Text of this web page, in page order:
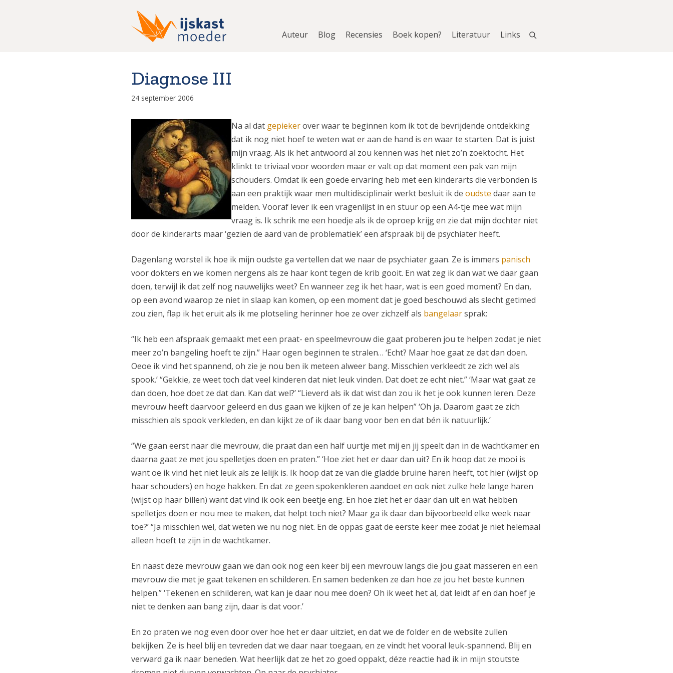
Auteur Blog Recensies Boek kopen? Literatuur Links
Diagnose III
24 september 2006
Na al dat gepiekerover waar te beginnen kom ik tot de bevrijdende ontdekking
dat ik nog niet hoef te weten wat er aan de hand is en waar te starten. Dat is juist
mijn vraag. Als ik het antwoord al zou kennen was het niet zo’n zoektocht. Het
klinkt te triviaal voor woorden maar er valt op dat moment een pak van mijn
schouders. Omdat ik een goede ervaring heb met een kinderarts die verbonden is
aan een praktijk waar men multidisciplinair werkt besluit ik de oudste daar aan te
melden. Vooraf lever ik een vragenlijst in en stuur op een A4-tje mee wat mijn
vraag is. Ik schrik me een hoedje als ik de oproep krijg en zie dat mijn dochter niet
door de kinderarts maar ‘gezien de aard van de problematiek’ een afspraak bij de psychiater heeft.
Dagenlang worstel ik hoe ik mijn oudste ga vertellen dat we naar de psychiater gaan. Ze is immers panisch
voor dokters en we komen nergens als ze haar kont tegen de krib gooit. En wat zeg ik dan wat we daar gaan
doen, terwijl ik dat zelf nog nauwelijks weet? En wanneer zeg ik het haar, wat is een goed moment? En dan,
op een avond waarop ze niet in slaap kan komen, op een moment dat je goed beschouwd als slecht getimed
zou zien, flap ik het eruit als ik me plotseling herinner hoe ze over zichzelf als bangelaarsprak:
“Ik heb een afspraak gemaakt met een praat- en speelmevrouw die gaat proberen jou te helpen zodat je niet
meer zo’n bangeling hoeft te zijn.” Haar ogen beginnen te stralen… ‘Echt? Maar hoe gaat ze dat dan doen.
Oeoe ik vind het spannend, oh zie je nou ben ik meteen alweer bang. Misschien verkleedt ze zich wel als
spook.’ “Gekkie, ze weet toch dat veel kinderen dat niet leuk vinden. Dat doet ze echt niet.” ‘Maar wat gaat ze
dan doen, hoe doet ze dat dan. Kan dat wel?’ “Lieverd als ik dat wist dan zou ik het je ook kunnen leren. Deze
mevrouw heeft daarvoor geleerd en dus gaan we kijken of ze je kan helpen” ‘Oh ja. Daarom gaat ze zich
misschien als spook verkleden, en dan kijkt ze of ik daar bang voor ben en dat bén ik natuurlijk.’
“We gaan eerst naar die mevrouw, die praat dan een half uurtje met mij en jij speelt dan in de wachtkamer en
daarna gaat ze met jou spelletjes doen en praten.” ‘Hoe ziet het er daar dan uit? En ik hoop dat ze mooi is
want oe ik vind het niet leuk als ze lelijk is. Ik hoop dat ze van die gladde bruine haren heeft, tot hier (wijst op
haar schouders) en hoge hakken. En dat ze geen spokenkleren aandoet en ook niet zulke hele lange haren
(wijst op haar billen) want dat vind ik ook een beetje eng. En hoe ziet het er daar dan uit en wat hebben
spelletjes doen er nou mee te maken, dat helpt toch niet? Maar ga ik daar dan bijvoorbeeld elke week naar
toe?’ “Ja misschien wel, dat weten we nu nog niet. En de oppas gaat de eerste keer mee zodat je niet helemaal
alleen hoeft te zijn in de wachtkamer.
En naast deze mevrouw gaan we dan ook nog een keer bij een mevrouw langs die jou gaat masseren en een
mevrouw die met je gaat tekenen en schilderen. En samen bedenken ze dan hoe ze jou het beste kunnen
helpen.” ‘Tekenen en schilderen, wat kan je daar nou mee doen? Oh ik weet het al, dat leidt af en dan hoef je
niet te denken aan bang zijn, daar is dat voor.’
En zo praten we nog even door over hoe het er daar uitziet, en dat we de folder en de website zullen
bekijken. Ze is heel blij en tevreden dat we daar naar toegaan, en ze vindt het vooral leuk-spannend. Blij en
verward ga ik naar beneden. Wat heerlijk dat ze het zo goed oppakt, déze reactie had ik in mijn stoutste